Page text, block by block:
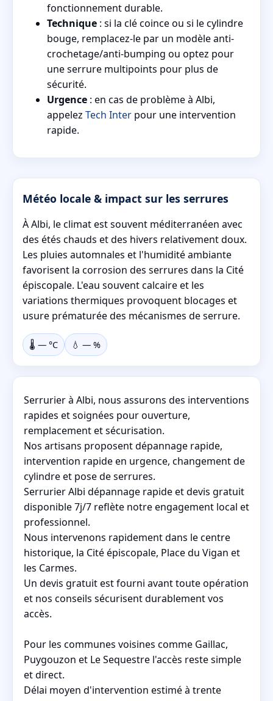
fonctionnement durable.
Technique : si la clé coince ou si le cylindre
bouge, remplacez-le par un modèle anti-
crochetage/anti-bumping ou optez pour
une serrure multipoints pour plus de
sécurité.
Urgence : en cas de problème à Albi,
appelez Tech Inter pour une intervention
rapide.
Météo locale & impact sur les serrures
À Albi, le climat est souvent méditerranéen avec
des étés chauds et des hivers relativement doux.
Les pluies automnales et l'humidité ambiante
favorisent la corrosion des serrures dans la Cité
épiscopale. L'eau souvent calcaire et les
variations thermiques provoquent blocages et
usure prématurée des mécanismes de serrure.
🌡️ — °C 💧 — %
Serrurier à Albi, nous assurons des interventions
rapides et soignées pour ouverture,
remplacement et sécurisation.
Nos artisans proposent dépannage rapide,
intervention rapide en urgence, changement de
cylindre et pose de serrures.
Serrurier Albi dépannage rapide et devis gratuit
disponible 7j/7 reflète notre engagement local et
professionnel.
Nous intervenons rapidement dans le centre
historique, la Cité épiscopale, Place du Vigan et
les Carmes.
Un devis gratuit est fourni avant toute opération
et nos conseils sécurisent durablement vos
accès.
Pour les communes voisines comme Gaillac,
Puygouzon et Le Sequestre l'accès reste simple
et direct.
Délai moyen d'intervention estimé à trente